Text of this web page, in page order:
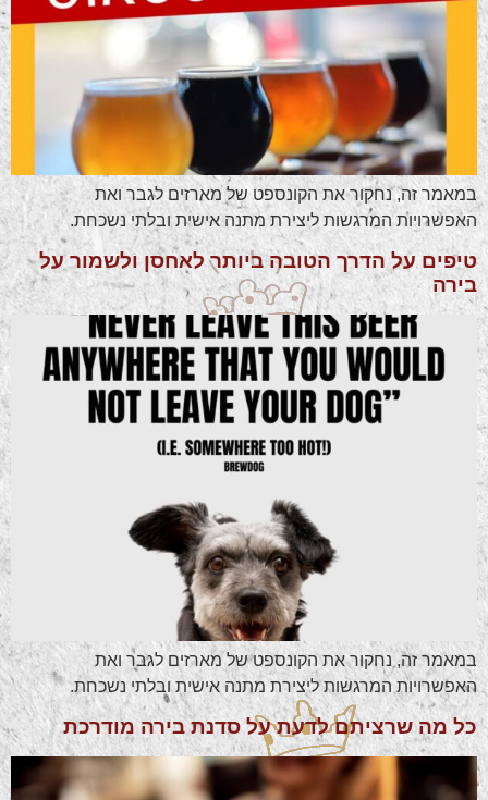
במאמר זה, נחקור את הקונספט של מארזים לגבר ואת
האפשרויות המרגשות ליצירת מתנה אישית ובלתי נשכחת.
טיפים על הדרך הטובה ביותר לאחסן ולשמור על
בירה
במאמר זה, נחקור את הקונספט של מארזים לגבר ואת
האפשרויות המרגשות ליצירת מתנה אישית ובלתי נשכחת.
כל מה שרציתם לדעת על סדנת בירה מודרכת